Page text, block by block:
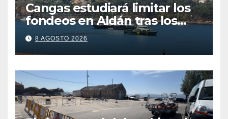
Cangas estudiará limitar los
fondeos en Aldán tras los
últimos episodios de
contaminación en Arneles
8 AGOSTO 2026